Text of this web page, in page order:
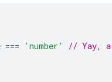
=== 'number' // Yay, a